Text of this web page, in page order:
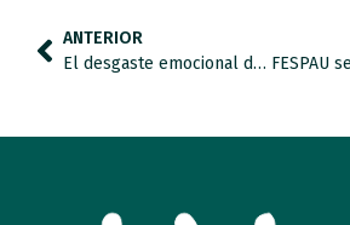
ANTERIOR
El desgaste emocional de tener un hijo con discapacidad: “No pensar en el futuro y apoyarme en otras familias me ayuda”.